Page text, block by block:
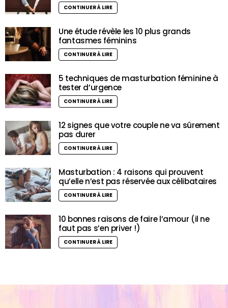
CONTINUER À LIRE
Une étude révèle les 10 plus grands
fantasmes féminins
CONTINUER À LIRE
5 techniques de masturbation féminine à
tester d’urgence
CONTINUER À LIRE
12 signes que votre couple ne va sûrement
pas durer
CONTINUER À LIRE
Masturbation : 4 raisons qui prouvent
qu’elle n’est pas réservée aux célibataires
CONTINUER À LIRE
10 bonnes raisons de faire l’amour (il ne
faut pas s’en priver !)
CONTINUER À LIRE